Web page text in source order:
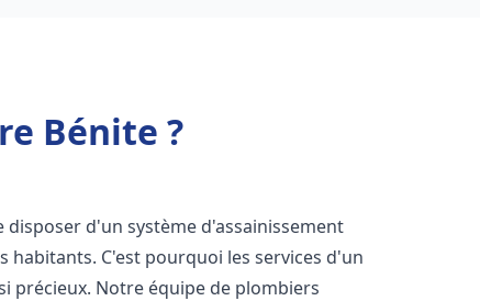
Bénite ?
disposer d'un système d'assainissement
habitants. C'est pourquoi les services d'un
précieux. Notre équipe de plombiers